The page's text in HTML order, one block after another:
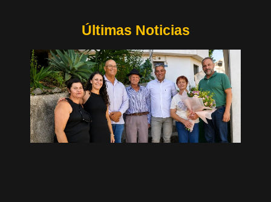
Últimas Noticias